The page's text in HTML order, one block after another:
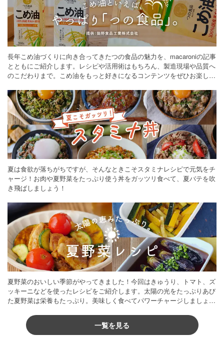
長年こめ油づくりに向き合ってきたつの食品の魅力を、macaroniの記事
とともにご紹介します。レシピや活用術はもちろん、製造現場や品質へ
のこだわりまで。こめ油をもっと好きになるコンテンツをぜひお楽しみ
夏は食欲が落ちがちですが、そんなときこそスタミナレシピで元気をチ
ャージ！お肉や夏野菜をたっぷり使う丼をガッツリ食べて、夏バテを吹
き飛ばしましょう！
夏野菜のおいしい季節がやってきました！今回はきゅうり、トマト、ズ
ッキーニなどを使ったレシピをご紹介します。太陽の光をたっぷりあび
た夏野菜は栄養もたっぷり。美味しく食べてパワーチャージしましょう
一覧を見る